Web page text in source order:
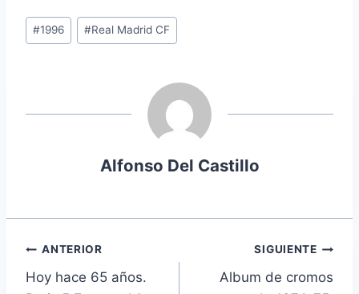
Etiquetas
de
#1996 #Real Madrid CF
Alfonso Del Castillo
Navegación
de
ANTERIOR
Hoy hace 65 años.
SIGUIENTE
Album de cromos